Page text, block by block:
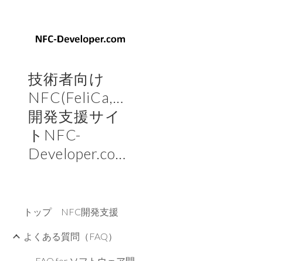
技術者向け
NFC(FeliCa,Mifare)
開発支援サイ
トNFC-
Developer.com
トップ NFC開発支援
よくある質問（FAQ）